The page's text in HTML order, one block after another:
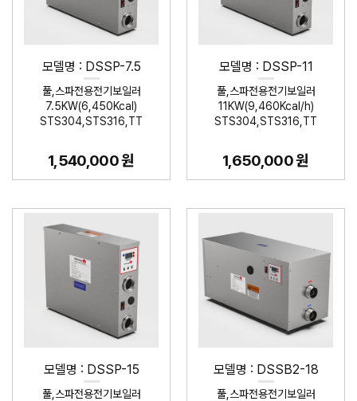
모델명 : DSSP-7.5
풀,스파전용전기보일러
7.5KW(6,450Kcal)
STS304,STS316,TT
1,540,000 원
모델명 : DSSP-11
풀,스파전용전기보일러
11KW(9,460Kcal/h)
STS304,STS316,TT
1,650,000 원
모델명 : DSSP-15
풀,스파전용전기보일러
모델명 : DSSB2-18
풀,스파전용전기보일러